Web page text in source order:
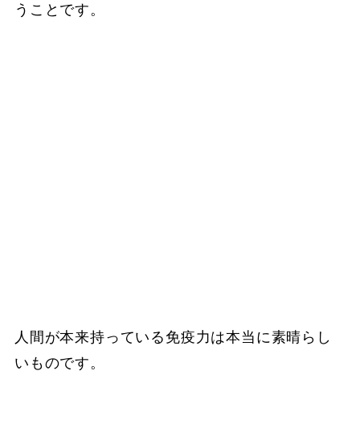
うことです。
人間が本来持っている免疫力は本当に素晴らし
いものです。